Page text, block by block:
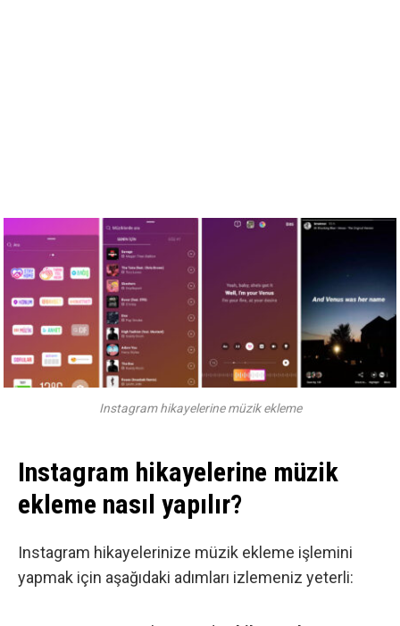
Instagram hikayelerine müzik ekleme
Instagram hikayelerine müzik
ekleme nasıl yapılır?
Instagram hikayelerinize müzik ekleme işlemini
yapmak için aşağıdaki adımları izlemeniz yeterli: